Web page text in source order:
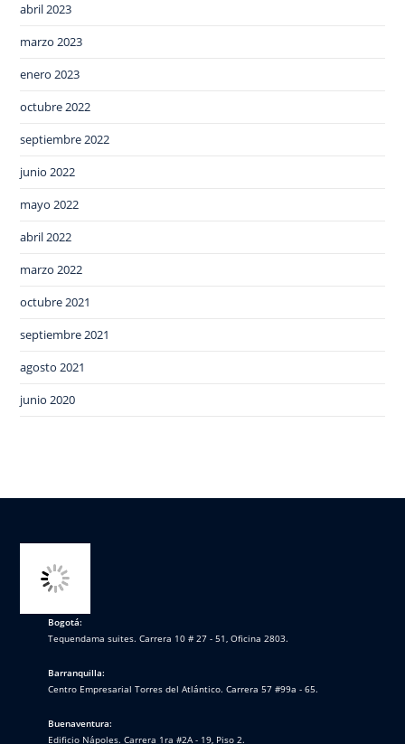
abril 2023
marzo 2023
enero 2023
octubre 2022
septiembre 2022
junio 2022
mayo 2022
abril 2022
marzo 2022
octubre 2021
septiembre 2021
agosto 2021
junio 2020
Bogotá:
Tequendama suites. Carrera 10 # 27 - 51, Oficina 2803.
Barranquilla:
Centro Empresarial Torres del Atlántico. Carrera 57 #99a - 65.
Buenaventura:
Edificio Nápoles. Carrera 1ra #2A - 19, Piso 2.